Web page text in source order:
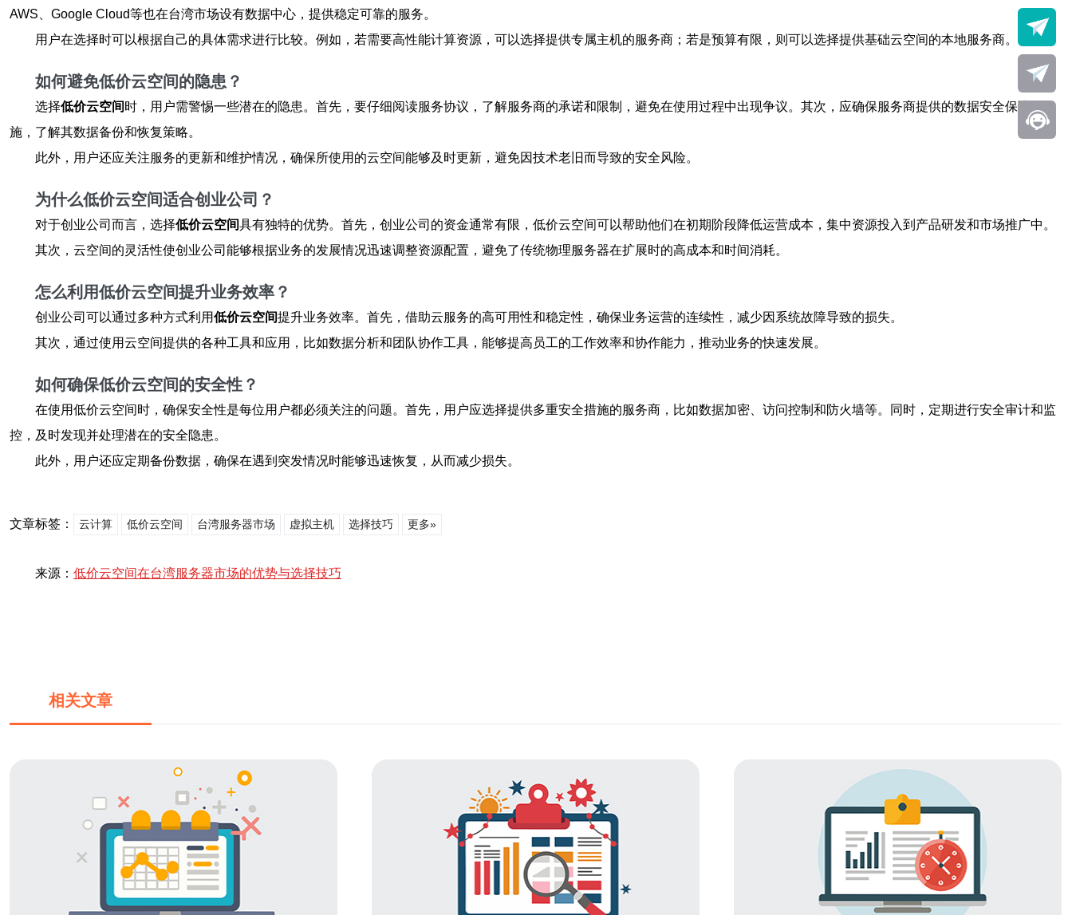
AWS、Google Cloud等也在台湾市场设有数据中心，提供稳定可靠的服务。
用户在选择时可以根据自己的具体需求进行比较。例如，若需要高性能计算资源，可以选择提供专属主机的服务商；若是预算有限，则可以选择提供基础云空间的本地服务商。
如何避免低价云空间的隐患？
选择低价云空间时，用户需警惕一些潜在的隐患。首先，要仔细阅读服务协议，了解服务商的承诺和限制，避免在使用过程中出现争议。其次，应确保服务商提供的数据安全保障措
施，了解其数据备份和恢复策略。
此外，用户还应关注服务的更新和维护情况，确保所使用的云空间能够及时更新，避免因技术老旧而导致的安全风险。
为什么低价云空间适合创业公司？
对于创业公司而言，选择低价云空间具有独特的优势。首先，创业公司的资金通常有限，低价云空间可以帮助他们在初期阶段降低运营成本，集中资源投入到产品研发和市场推广中。
其次，云空间的灵活性使创业公司能够根据业务的发展情况迅速调整资源配置，避免了传统物理服务器在扩展时的高成本和时间消耗。
怎么利用低价云空间提升业务效率？
创业公司可以通过多种方式利用低价云空间提升业务效率。首先，借助云服务的高可用性和稳定性，确保业务运营的连续性，减少因系统故障导致的损失。
其次，通过使用云空间提供的各种工具和应用，比如数据分析和团队协作工具，能够提高员工的工作效率和协作能力，推动业务的快速发展。
如何确保低价云空间的安全性？
在使用低价云空间时，确保安全性是每位用户都必须关注的问题。首先，用户应选择提供多重安全措施的服务商，比如数据加密、访问控制和防火墙等。同时，定期进行安全审计和监
控，及时发现并处理潜在的安全隐患。
此外，用户还应定期备份数据，确保在遇到突发情况时能够迅速恢复，从而减少损失。
文章标签： 云计算 低价云空间 台湾服务器市场 虚拟主机 选择技巧 更多»
来源： 低价云空间在台湾服务器市场的优势与选择技巧
相关文章